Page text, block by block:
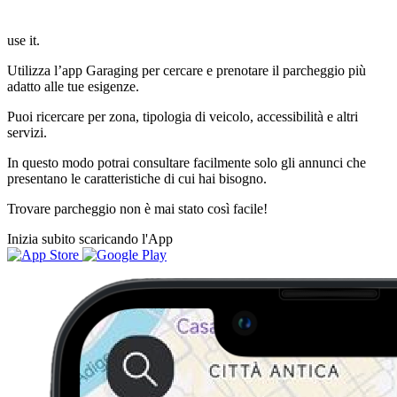
use it.
Utilizza l’app Garaging per cercare e prenotare il parcheggio più
adatto alle tue esigenze.
Puoi ricercare per zona, tipologia di veicolo, accessibilità e altri
servizi.
In questo modo potrai consultare facilmente solo gli annunci che
presentano le caratteristiche di cui hai bisogno.
Trovare parcheggio non è mai stato così facile!
Inizia subito scaricando l'App